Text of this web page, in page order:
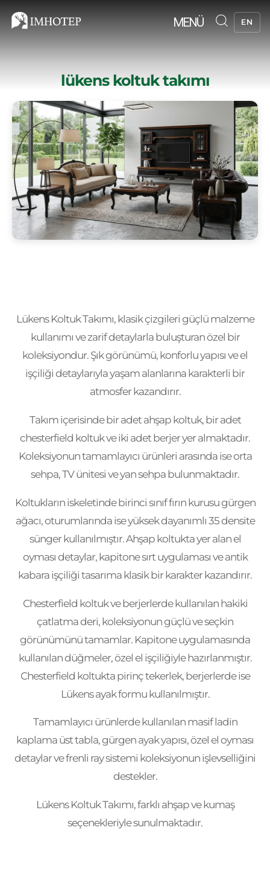
MENÜ EN
lükens koltuk takımı
Lükens Koltuk Takımı, klasik çizgileri güçlü malzeme
kullanımı ve zarif detaylarla buluşturan özel bir
koleksiyondur. Şık görünümü, konforlu yapısı ve el
işçiliği detaylarıyla yaşam alanlarına karakterli bir
atmosfer kazandırır.
Takım içerisinde bir adet ahşap koltuk, bir adet
chesterfield koltuk ve iki adet berjer yer almaktadır.
Koleksiyonun tamamlayıcı ürünleri arasında ise orta
sehpa, TV ünitesi ve yan sehpa bulunmaktadır.
Koltukların iskeletinde birinci sınıf fırın kurusu gürgen
ağacı, oturumlarında ise yüksek dayanımlı 35 densite
sünger kullanılmıştır. Ahşap koltukta yer alan el
oyması detaylar, kapitone sırt uygulaması ve antik
kabara işçiliği tasarıma klasik bir karakter kazandırır.
Chesterfield koltuk ve berjerlerde kullanılan hakiki
çatlatma deri, koleksiyonun güçlü ve seçkin
görünümünü tamamlar. Kapitone uygulamasında
kullanılan düğmeler, özel el işçiliğiyle hazırlanmıştır.
Chesterfield koltukta pirinç tekerlek, berjerlerde ise
Lükens ayak formu kullanılmıştır.
Tamamlayıcı ürünlerde kullanılan masif ladin
kaplama üst tabla, gürgen ayak yapısı, özel el oyması
detaylar ve frenli ray sistemi koleksiyonun işlevselliğini
destekler.
Lükens Koltuk Takımı, farklı ahşap ve kumaş
seçenekleriyle sunulmaktadır.